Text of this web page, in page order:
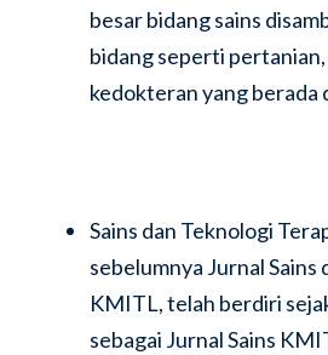
besar bidang sains
bidang seperti
kedokteran yang berada
Sains dan Teknologi
sebelumnya Jurnal Sains
KMITL, telah berdiri
sebagai Jurnal Sains